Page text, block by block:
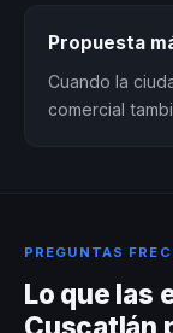
Propuesta
Cuando la
comercial
PREGUNTAS
Lo que las